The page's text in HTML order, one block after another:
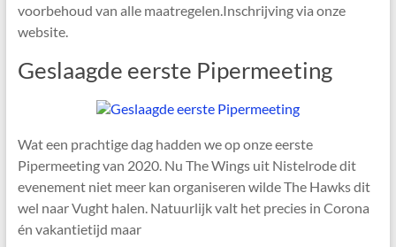
voorbehoud van alle maatregelen.Inschrijving via onze
website.
Geslaagde eerste Pipermeeting
Wat een prachtige dag hadden we op onze eerste
Pipermeeting van 2020. Nu The Wings uit Nistelrode dit
evenement niet meer kan organiseren wilde The Hawks dit
wel naar Vught halen. Natuurlijk valt het precies in Corona
én vakantietijd maar